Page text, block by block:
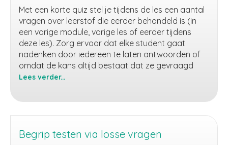
Met een korte quiz stel je tijdens de les een aantal
vragen over leerstof die eerder behandeld is (in
een vorige module, vorige les of eerder tijdens
deze les). Zorg ervoor dat elke student gaat
nadenken door iedereen te laten antwoorden of
omdat de kans altijd bestaat dat ze gevraagd
Lees verder...
les
Begrip testen via losse vragen